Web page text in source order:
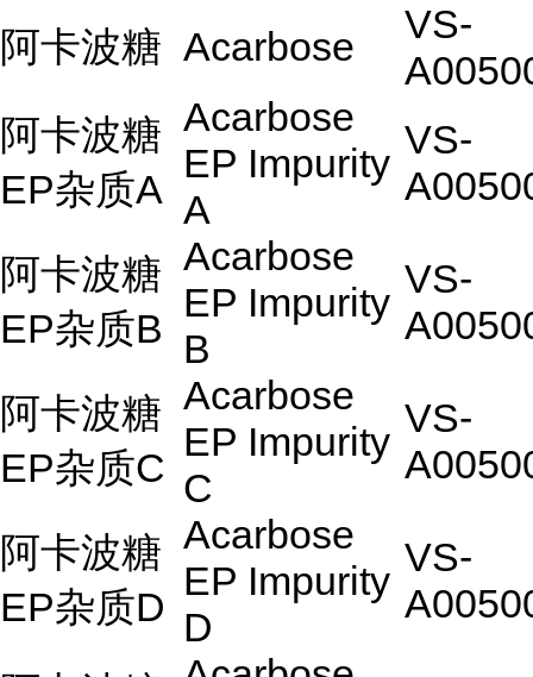
阿卡波糖 Acarbose
VS-
阿卡波糖
EP杂质A
Acarbose
EP Impurity
A
VS-
阿卡波糖
EP杂质B
Acarbose
EP Impurity
B
VS-
阿卡波糖
EP杂质C
Acarbose
EP Impurity
C
VS-
阿卡波糖
EP杂质D
Acarbose
EP Impurity
D
VS-